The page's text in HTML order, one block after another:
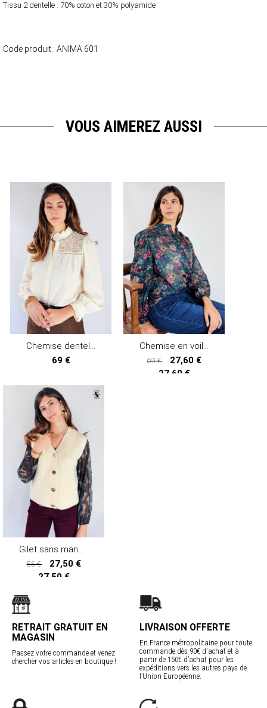
Tissu 2 dentelle : 70% coton et 30% polyamide
Code produit : ANIMA 601
VOUS AIMEREZ AUSSI
Chemise dentelle ANIMA
69 €
Chemise en voile de coton BOTANIA
69 €
27,60 €
27,60 €
Gilet sans manche SODE2025 04
55 €
27,50 €
27,50 €
RETRAIT GRATUIT EN
MAGASIN
Passez votre commande et venez
chercher vos articles en boutique !
LIVRAISON OFFERTE
En France métropolitaine pour toute
commande dès 90€ d'achat et à
partir de 150€ d’achat pour les
expéditions vers les autres pays de
l’Union Européenne.